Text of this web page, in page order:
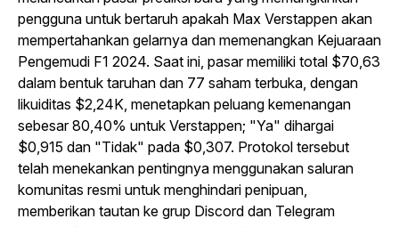
pengguna untuk bertaruh apakah Max Verstappen akan
mempertahankan gelarnya dan memenangkan Kejuaraan
Pengemudi F1 2024. Saat ini, pasar memiliki total $70,63
dalam bentuk taruhan dan 77 saham terbuka, dengan
likuiditas $2,24K, menetapkan peluang kemenangan
sebesar 80,40% untuk Verstappen; "Ya" dihargai
$0,915 dan "Tidak" pada $0,307. Protokol tersebut
telah menekankan pentingnya menggunakan saluran
komunitas resmi untuk menghindari penipuan,
memberikan tautan ke grup Discord dan Telegram